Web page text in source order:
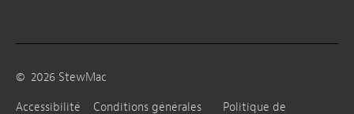
© 2026 StewMac
Accessibilité
Conditions générales Politique de